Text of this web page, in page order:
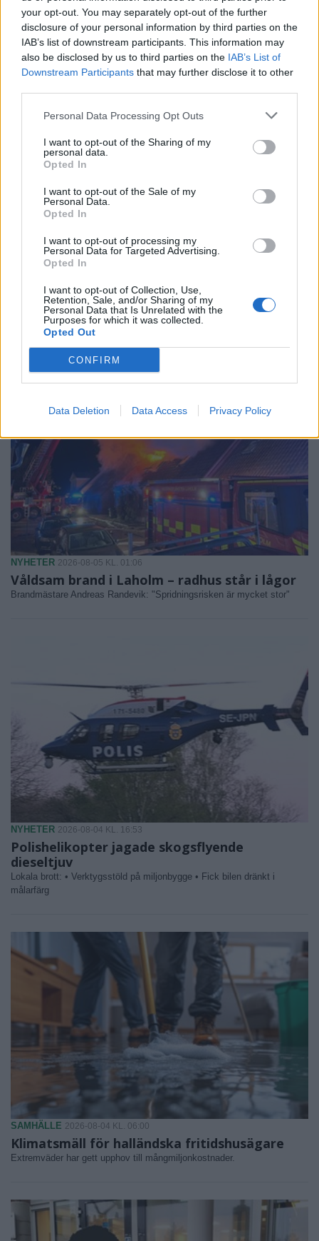
your opt-out. You may separately opt-out of the further
disclosure of your personal information by third parties on the
IAB’s list of downstream participants. This information may
also be disclosed by us to third parties on the IAB’s List of
Downstream Participants that may further disclose it to other
Personal Data Processing Opt Outs
I want to opt-out of the Sharing of my
personal data.
Opted In
I want to opt-out of the Sale of my
Personal Data.
Opted In
I want to opt-out of processing my
Personal Data for Targeted Advertising.
Opted In
I want to opt-out of Collection, Use,
Retention, Sale, and/or Sharing of my
Personal Data that Is Unrelated with the
Purposes for which it was collected.
Opted Out
CONFIRM
Data Deletion Data Access Privacy Policy
SPORT 2026-08-06 KL. 06:00
Från Australien till Glänninge Park
Nu ska Nils hjälpa LFK att klara kontraktet.
Brandmästaren: ”Vi var inte säkra på att vi
skulle lyckas”
Storbranden kunde ha fått betydligt värre följder.
NYHETER 2026-08-05 KL. 01:06
Våldsam brand i Laholm – radhus står i lågor
Brandmästare Andreas Randevik: "Spridningsrisken är mycket stor"
NYHETER 2026-08-04 KL. 16:53
Polishelikopter jagade skogsflyende
dieseltjuv
Lokala brott: • Verktygsstöld på miljonbygge • Fick bilen dränkt i
målarfärg
SAMHÄLLE 2026-08-04 KL. 06:00
Klimatsmäll för halländska fritidshusägare
Extremväder har gett upphov till mångmiljonkostnader.